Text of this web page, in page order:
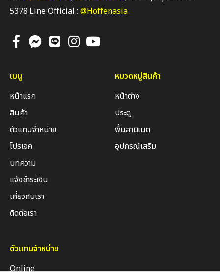
5378 Line Official : @Hoffenasia
เมนู
หน้าแรก
สินค้า
ตัวแทนจำหน่าย
โปรเจค
บทความ
แจ้งชำระเงิน
เกี่ยวกับเรา
ติดต่อเรา
หมวดหมู่สินค้า
หน้าต่าง
ประตู
พื้นลามิเนต
อุปกรณ์เสริม
ตัวแทนจำหน่าย
Online